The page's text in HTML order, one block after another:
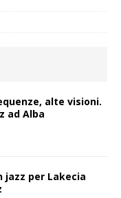
alte visioni.
ad Alba
jazz per Lakecia